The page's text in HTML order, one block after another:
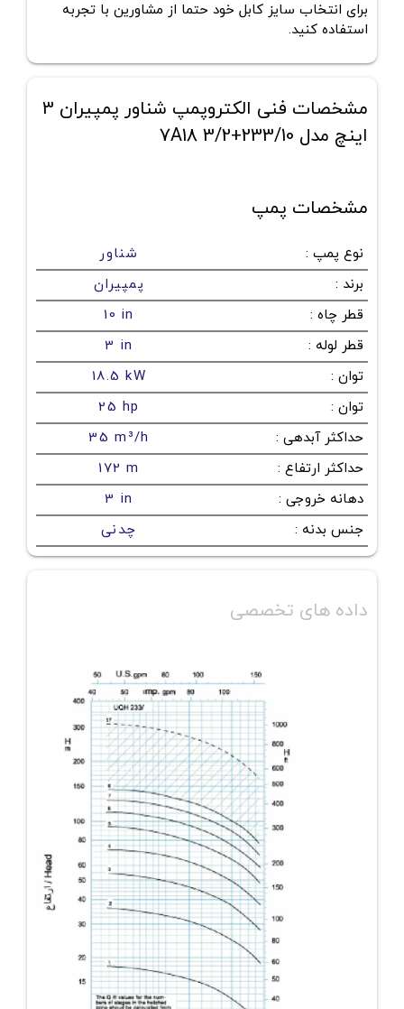
برای انتخاب سایز کابل خود حتما از مشاورین با تجربه
استفاده کنید.
مشخصات فنی الکتروپمپ شناور پمپیران 3
اینچ مدل 233/10+7A18 3/2
مشخصات پمپ
نوع پمپ :
شناور
برند :
پمپیران
قطر چاه :
10 in
قطر لوله :
3 in
توان :
18.5 kW
توان :
25 hp
حداکثر آبدهی :
35 m³/h
حداکثر ارتفاع :
172 m
دهانه خروجی :
3 in
جنس بدنه : چدنی
داده های تخصصی